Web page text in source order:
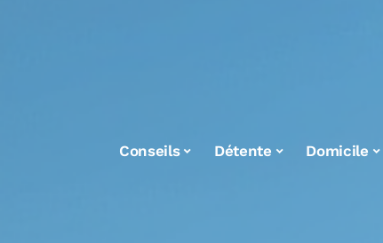
Conseils Détente Domicile